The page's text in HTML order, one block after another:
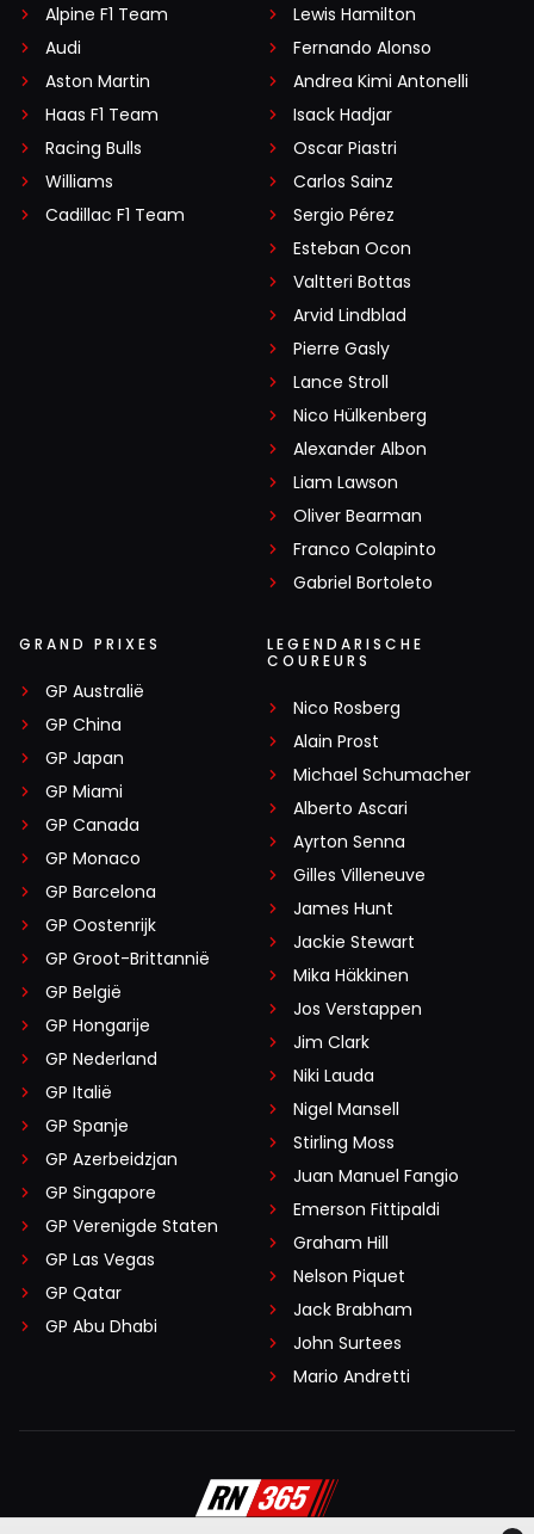
Alpine F1 Team
Audi
Aston Martin
Haas F1 Team
Racing Bulls
Williams
Cadillac F1 Team
Lewis Hamilton
Fernando Alonso
Andrea Kimi Antonelli
Isack Hadjar
Oscar Piastri
Carlos Sainz
Sergio Pérez
Esteban Ocon
Valtteri Bottas
Arvid Lindblad
Pierre Gasly
Lance Stroll
Nico Hülkenberg
Alexander Albon
Liam Lawson
Oliver Bearman
Franco Colapinto
Gabriel Bortoleto
GRAND PRIXES
GP Australië
GP China
GP Japan
GP Miami
GP Canada
GP Monaco
GP Barcelona
GP Oostenrijk
GP Groot-Brittannië
GP België
GP Hongarije
GP Nederland
GP Italië
GP Spanje
GP Azerbeidzjan
GP Singapore
GP Verenigde Staten
GP Las Vegas
GP Qatar
GP Abu Dhabi
LEGENDARISCHE
COUREURS
Nico Rosberg
Alain Prost
Michael Schumacher
Alberto Ascari
Ayrton Senna
Gilles Villeneuve
James Hunt
Jackie Stewart
Mika Häkkinen
Jos Verstappen
Jim Clark
Niki Lauda
Nigel Mansell
Stirling Moss
Juan Manuel Fangio
Emerson Fittipaldi
Graham Hill
Nelson Piquet
Jack Brabham
John Surtees
Mario Andretti